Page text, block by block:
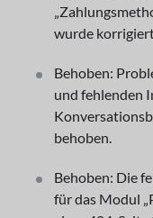
wurde
Behoben:
und fehlenden
behoben.
Behoben: Die
für das Modul